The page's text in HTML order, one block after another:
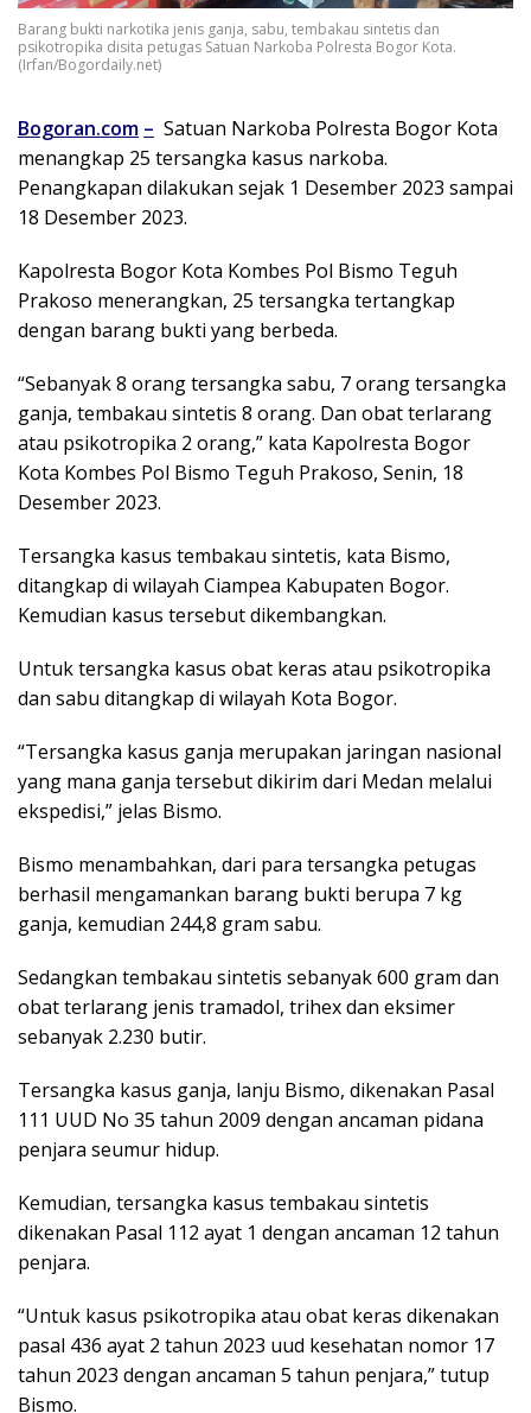
Barang bukti narkotika jenis ganja, sabu, tembakau sintetis dan
psikotropika disita petugas Satuan Narkoba Polresta Bogor Kota.
(Irfan/Bogordaily.net)
Bogoran.com – Satuan Narkoba Polresta Bogor Kota
menangkap 25 tersangka kasus narkoba.
Penangkapan dilakukan sejak 1 Desember 2023 sampai
18 Desember 2023.
Kapolresta Bogor Kota Kombes Pol Bismo Teguh
Prakoso menerangkan, 25 tersangka tertangkap
dengan barang bukti yang berbeda.
“Sebanyak 8 orang tersangka sabu, 7 orang tersangka
ganja, tembakau sintetis 8 orang. Dan obat terlarang
atau psikotropika 2 orang,” kata Kapolresta Bogor
Kota Kombes Pol Bismo Teguh Prakoso, Senin, 18
Desember 2023.
Tersangka kasus tembakau sintetis, kata Bismo,
ditangkap di wilayah Ciampea Kabupaten Bogor.
Kemudian kasus tersebut dikembangkan.
Untuk tersangka kasus obat keras atau psikotropika
dan sabu ditangkap di wilayah Kota Bogor.
“Tersangka kasus ganja merupakan jaringan nasional
yang mana ganja tersebut dikirim dari Medan melalui
ekspedisi,” jelas Bismo.
Bismo menambahkan, dari para tersangka petugas
berhasil mengamankan barang bukti berupa 7 kg
ganja, kemudian 244,8 gram sabu.
Sedangkan tembakau sintetis sebanyak 600 gram dan
obat terlarang jenis tramadol, trihex dan eksimer
sebanyak 2.230 butir.
Tersangka kasus ganja, lanju Bismo, dikenakan Pasal
111 UUD No 35 tahun 2009 dengan ancaman pidana
penjara seumur hidup.
Kemudian, tersangka kasus tembakau sintetis
dikenakan Pasal 112 ayat 1 dengan ancaman 12 tahun
penjara.
“Untuk kasus psikotropika atau obat keras dikenakan
pasal 436 ayat 2 tahun 2023 uud kesehatan nomor 17
tahun 2023 dengan ancaman 5 tahun penjara,” tutup
Bismo.